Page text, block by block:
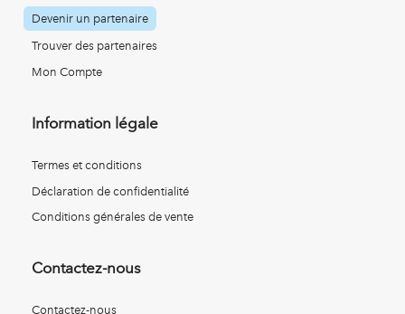
Devenir un partenaire
Trouver des partenaires
Mon Compte
Information légale
Termes et conditions
Déclaration de confidentialité
Conditions générales de vente
Contactez-nous
Contactez-nous